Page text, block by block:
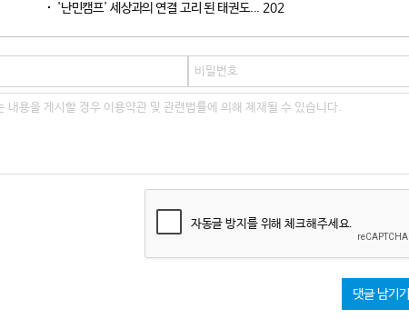
'난민캠프' 세상과의 연결 고리 된 태권도... 202
자동글 방지를 위해 체크해주세요.
댓글 남기기